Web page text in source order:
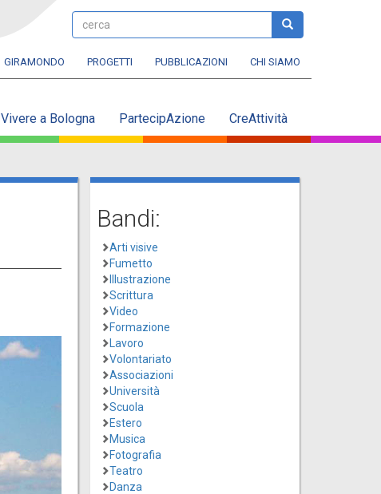
cerca cerca
GIRAMONDO PROGETTI PUBBLICAZIONI CHI SIAMO
Vivere a Bologna PartecipAzione CreAttività
Bandi:
Arti visive
Fumetto
Illustrazione
Scrittura
Video
Formazione
Lavoro
Volontariato
Associazioni
Università
Scuola
Estero
Musica
Fotografia
Teatro
Danza